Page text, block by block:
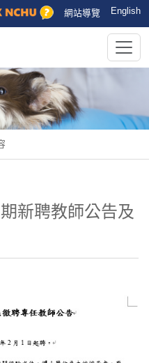
網站導覽 English
新聘教師公告及